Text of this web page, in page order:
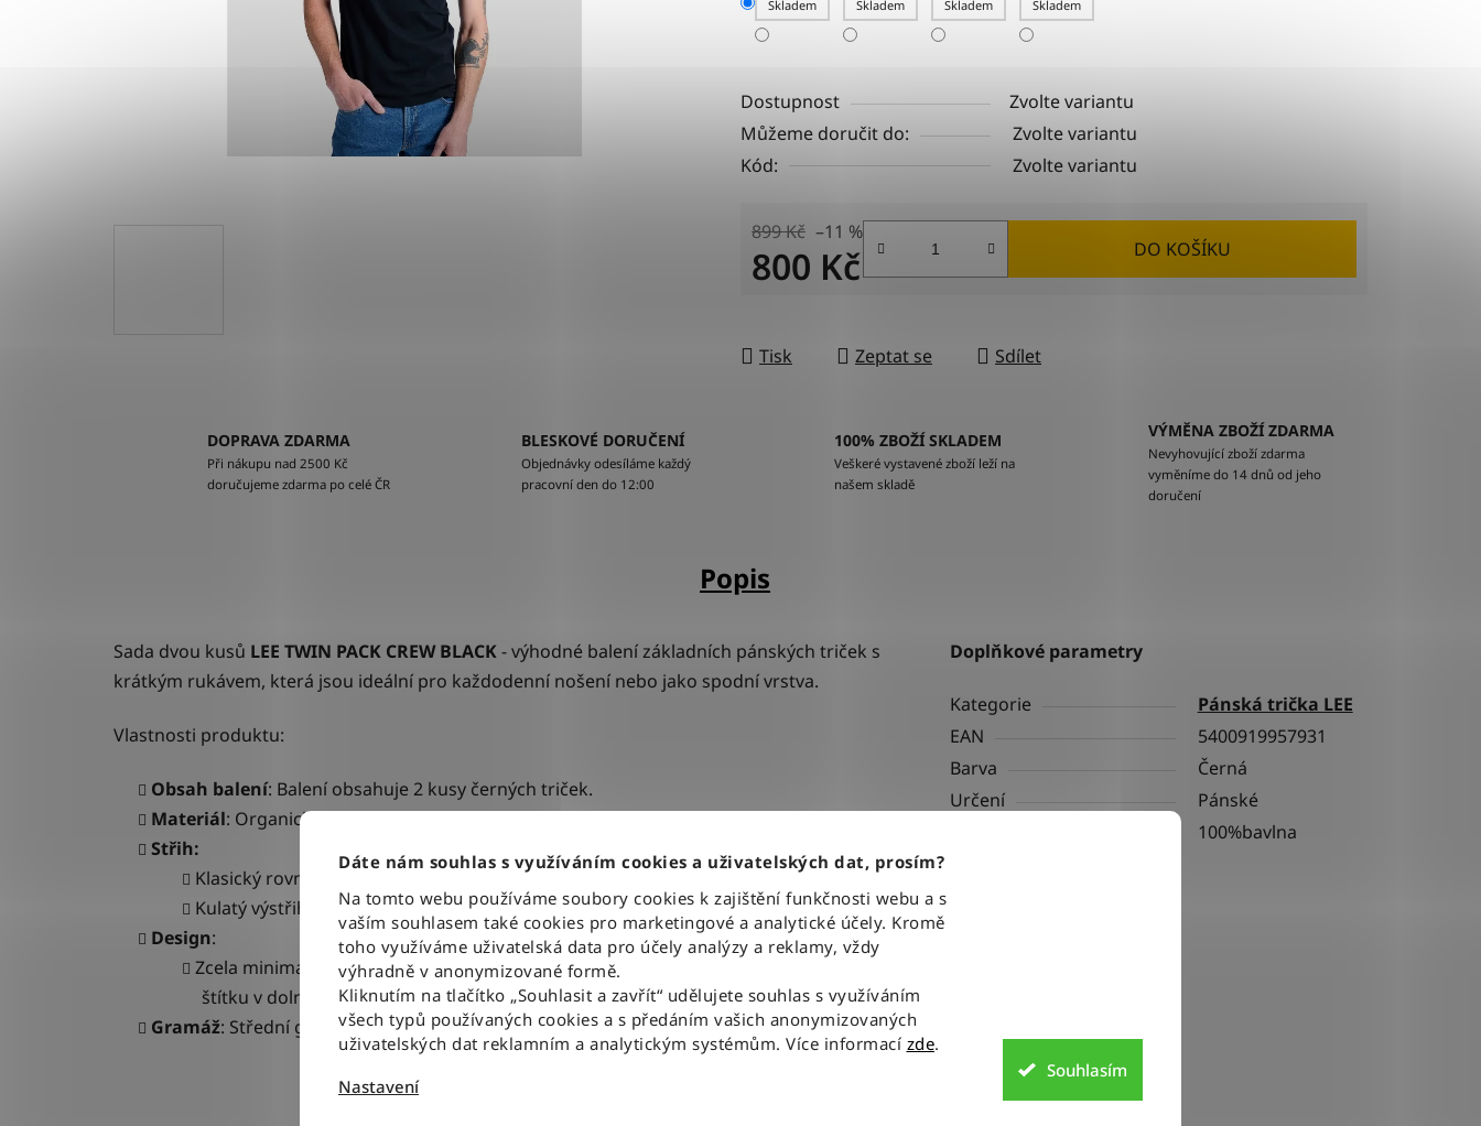
Dáte nám souhlas s využíváním cookies a uživatelských dat, prosím?
Na tomto webu používáme soubory cookies k zajištění funkčnosti webu a s
vaším souhlasem také cookies pro marketingové a analytické účely. Kromě
toho využíváme uživatelská data pro účely analýzy a reklamy, vždy
výhradně v anonymizované formě.
Kliknutím na tlačítko „Souhlasit a zavřít“ udělujete souhlas s využíváním
všech typů používaných cookies a s předáním vašich anonymizovaných
uživatelských dat reklamním a analytickým systémům. Více informací zde.
Nastavení
Souhlasím
Skladem Skladem Skladem Skladem
Dostupnost
Zvolte variantu
Můžeme doručit do:
Zvolte variantu
Kód:
Zvolte variantu
899 Kč –11 %
800 Kč DO KOŠÍKU
Tisk Zeptat se Sdílet
DOPRAVA ZDARMA
Při nákupu nad 2500 Kč
doručujeme zdarma po celé ČR
BLESKOVÉ DORUČENÍ
Objednávky odesíláme každý
pracovní den do 12:00
100% ZBOŽÍ SKLADEM
Veškeré vystavené zboží leží na
našem skladě
VÝMĚNA ZBOŽÍ ZDARMA
Nevyhovující zboží zdarma
vyměníme do 14 dnů od jeho
doručení
Popis
Sada dvou kusů LEE TWIN PACK CREW BLACK- výhodné balení základních pánských triček s
krátkým rukávem, která jsou ideální pro každodenní nošení nebo jako spodní vrstva.
Vlastnosti produktu:
Obsah balení: Balení obsahuje 2 kusy černých triček.
Materiál: Organická bavlna,měkká, prodyšná a vhodná pro citlivou pokožku.
Střih:
Klasický rovný střih Regular Fit.
Kulatý výstřih a krátké rukávy.
Design:
Zcela minimalistický a čistý, bez viditelného loga na hrudi, logo pouze na malém
štítku v dolním švu.
Gramáž: Střední gramáž materiálu.
Doplňkové parametry
Kategorie
Pánská trička LEE
EAN
5400919957931
Barva
Černá
Určení
Pánské
100%bavlna